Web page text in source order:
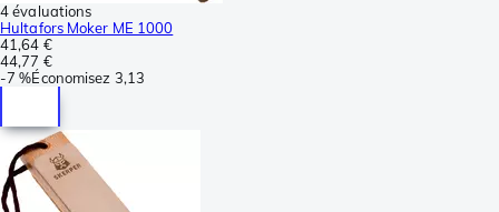
4 évaluations
Hultafors Moker ME 1000
41,64 €
44,77 €
-7 %Économisez 3,13